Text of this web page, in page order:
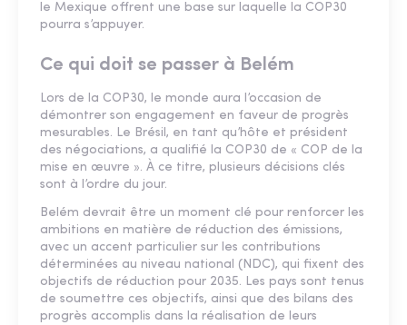
le Mexique offrent une base sur laquelle la COP30
pourra s’appuyer.
Ce qui doit se passer à Belém
Lors de la COP30, le monde aura l’occasion de
démontrer son engagement en faveur de progrès
mesurables. Le Brésil, en tant qu’hôte et président
des négociations, a qualifié la COP30 de « COP de la
mise en œuvre ». À ce titre, plusieurs décisions clés
sont à l’ordre du jour.
Belém devrait être un moment clé pour renforcer les
ambitions en matière de réduction des émissions,
avec un accent particulier sur les contributions
déterminées au niveau national (NDC), qui fixent des
objectifs de réduction pour 2035. Les pays sont tenus
de soumettre ces objectifs, ainsi que des bilans des
progrès accomplis dans la réalisation de leurs